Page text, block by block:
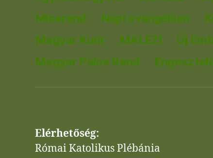
Miserend
Napi evangélium
Magyar Kurír
MALEZI Új
Magyar Pálos Rend
Elérhetőség:
Római Katolikus Plébánia